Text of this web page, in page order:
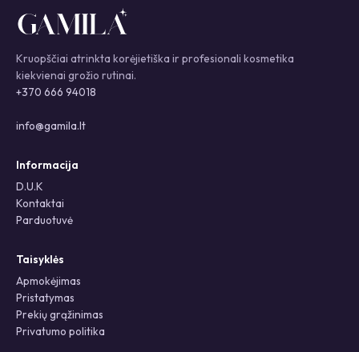
Kruopščiai atrinkta korėjietiška ir profesionali kosmetika
kiekvienai grožio rutinai.
+370 666 94018
info@gamila.lt
Informacija
D.U.K
Kontaktai
Parduotuvė
Taisyklės
Apmokėjimas
Pristatymas
Prekių grąžinimas
Privatumo politika